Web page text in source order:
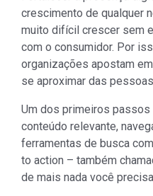
crescimento de qualquer
muito difícil crescer sem
com o consumidor. Por
organizações apostam
se aproximar das
Um dos primeiros
conteúdo relevante,
ferramentas de busca
to action – também
de mais nada você